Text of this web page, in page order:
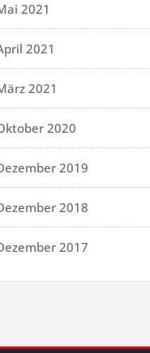
2021
2021
2021
2020
2019
2018
2017